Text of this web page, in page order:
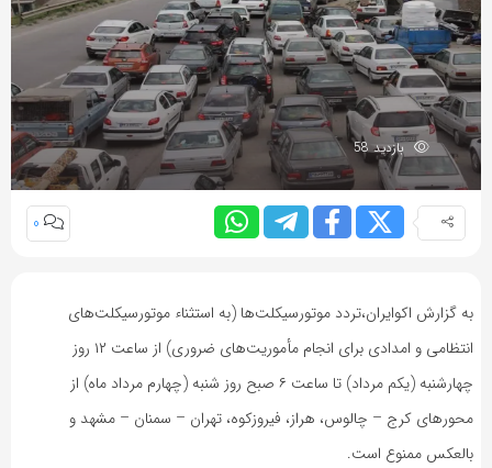
بازدید 58
0
به گزارش اکوایران،تردد موتورسیکلت‌ها (به استثناء موتورسیکلت‌های
انتظامی و امدادی برای انجام مأموریت‌های ضروری) از ساعت ۱۲ روز
چهارشنبه (یکم مرداد) تا ساعت ۶ صبح روز شنبه (چهارم مرداد ماه) از
محورهای کرج – چالوس، هراز، فیروزکوه، تهران – سمنان – مشهد و
بالعکس ممنوع است.